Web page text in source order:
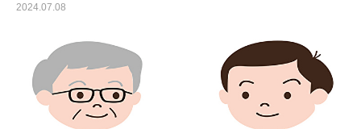
2024.07.08